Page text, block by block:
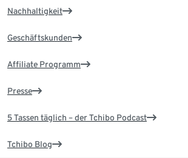
Nachhaltigkeit
Geschäftskunden
Affiliate Programm
Presse
5 Tassen täglich – der Tchibo Podcast
Tchibo Blog